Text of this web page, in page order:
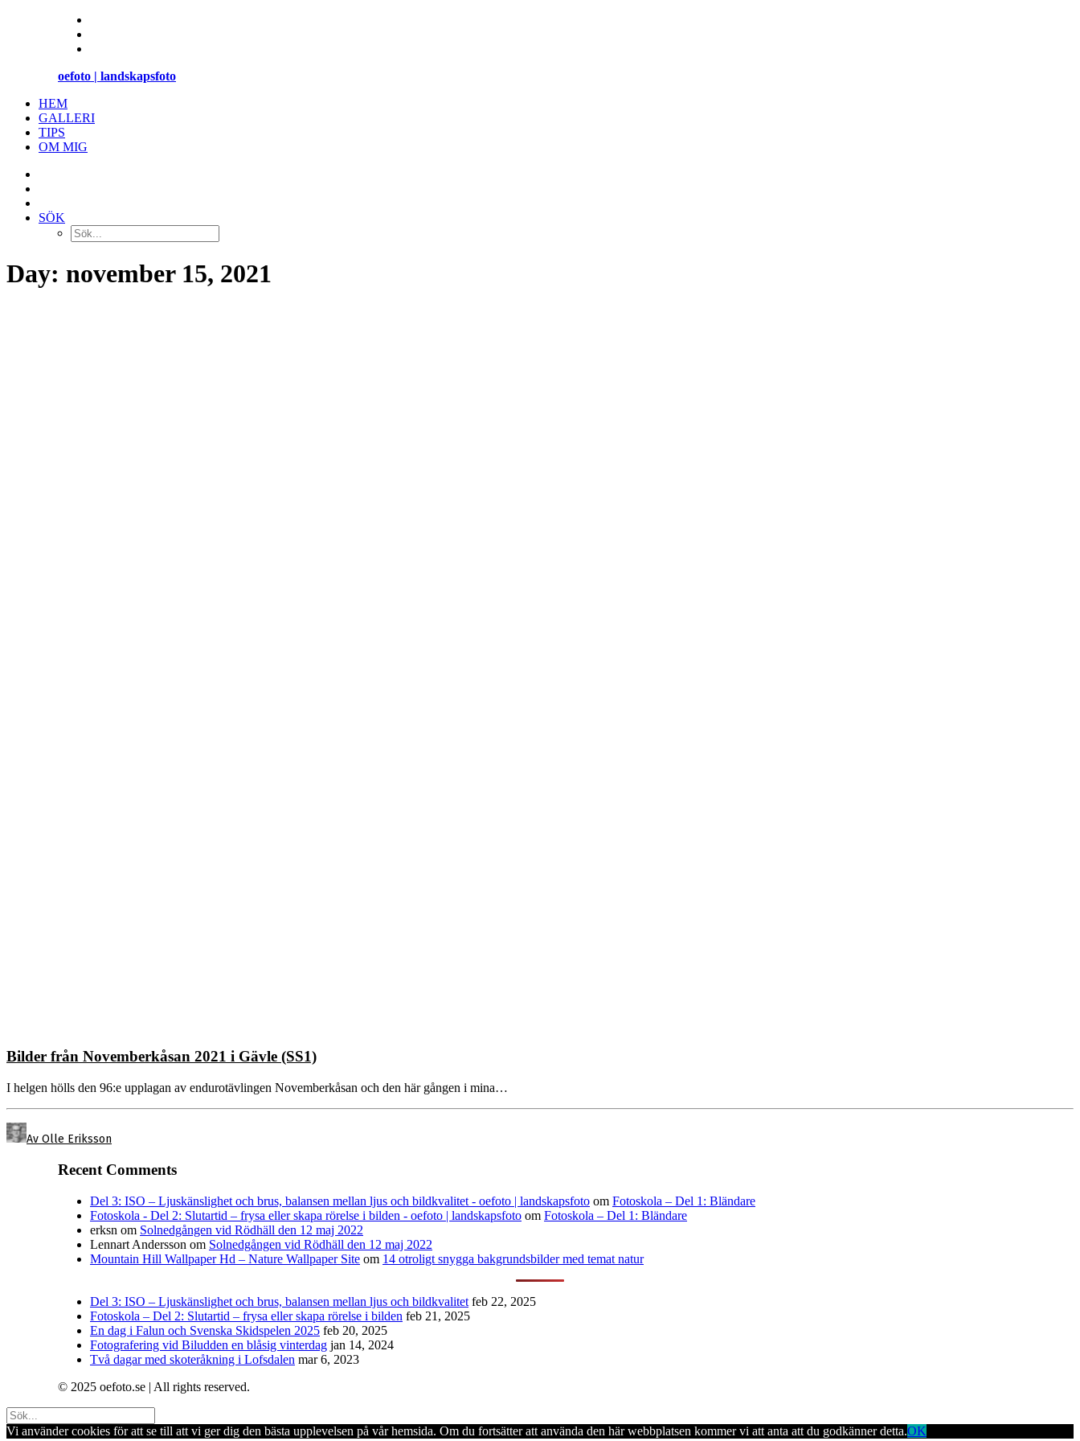
oefoto | landskapsfoto
HEM
GALLERI
TIPS
OM MIG
SÖK
Day: november 15, 2021
Bilder från Novemberkåsan 2021 i Gävle (SS1)
I helgen hölls den 96:e upplagan av endurotävlingen Novemberkåsan och den här gången i mina…
Av Olle Eriksson
Recent Comments
Del 3: ISO – Ljuskänslighet och brus, balansen mellan ljus och bildkvalitet - oefoto | landskapsfoto om Fotoskola – Del 1: Bländare
Fotoskola - Del 2: Slutartid – frysa eller skapa rörelse i bilden - oefoto | landskapsfoto om Fotoskola – Del 1: Bländare
erksn om Solnedgången vid Rödhäll den 12 maj 2022
Lennart Andersson om Solnedgången vid Rödhäll den 12 maj 2022
Mountain Hill Wallpaper Hd – Nature Wallpaper Site om 14 otroligt snygga bakgrundsbilder med temat natur
Del 3: ISO – Ljuskänslighet och brus, balansen mellan ljus och bildkvalitet feb 22, 2025
Fotoskola – Del 2: Slutartid – frysa eller skapa rörelse i bilden feb 21, 2025
En dag i Falun och Svenska Skidspelen 2025 feb 20, 2025
Fotografering vid Biludden en blåsig vinterdag jan 14, 2024
Två dagar med skoteråkning i Lofsdalen mar 6, 2023
© 2025 oefoto.se | All rights reserved.
Vi använder cookies för att se till att vi ger dig den bästa upplevelsen på vår hemsida. Om du fortsätter att använda den här webbplatsen kommer vi att anta att du godkänner detta.OK